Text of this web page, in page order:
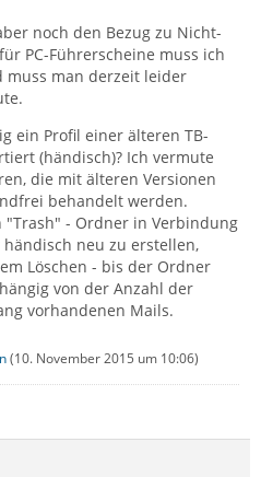
noch den Bezug zu Nicht-
PC-Führerscheine muss ich
man derzeit leider
ein Profil einer älteren TB-
(händisch)? Ich vermute
die mit älteren Versionen
behandelt werden.
- Ordner in Verbindung
neu zu erstellen,
Löschen - bis der Ordner
von der Anzahl der
vorhandenen Mails.
(10. November 2015 um 10:06)